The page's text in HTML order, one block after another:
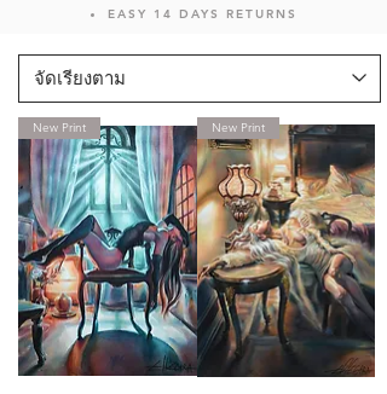
EASY 14 DAYS RETURNS
New Print New Print